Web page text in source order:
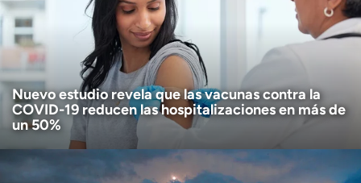
Nuevo estudio revela que las vacunas contra la
COVID-19 reducen las hospitalizaciones en más de
un 50%